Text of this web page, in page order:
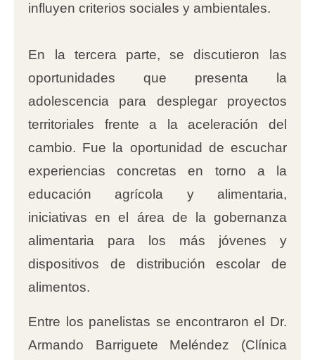
influyen criterios sociales y ambientales.
En la tercera parte, se discutieron las
oportunidades que presenta la
adolescencia para desplegar proyectos
territoriales frente a la aceleración del
cambio. Fue la oportunidad de escuchar
experiencias concretas en torno a la
educación agrícola y alimentaria,
iniciativas en el área de la gobernanza
alimentaria para los más jóvenes y
dispositivos de distribución escolar de
alimentos.
Entre los panelistas se encontraron el Dr.
Armando Barriguete Meléndez (Clínica